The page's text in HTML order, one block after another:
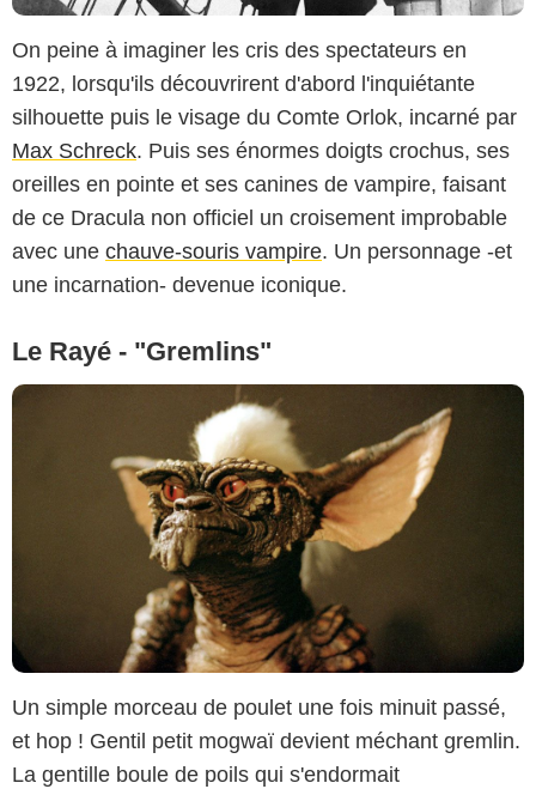
On peine à imaginer les cris des spectateurs en
1922, lorsqu'ils découvrirent d'abord l'inquiétante
silhouette puis le visage du Comte Orlok, incarné par
Max Schreck. Puis ses énormes doigts crochus, ses
oreilles en pointe et ses canines de vampire, faisant
de ce Dracula non officiel un croisement improbable
avec une chauve-souris vampire. Un personnage -et
une incarnation- devenue iconique.
Le Rayé - "Gremlins"
Un simple morceau de poulet une fois minuit passé,
et hop ! Gentil petit mogwaï devient méchant gremlin.
La gentille boule de poils qui s'endormait